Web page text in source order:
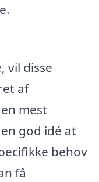
vil disse
af
mest
god idé at
behov
få